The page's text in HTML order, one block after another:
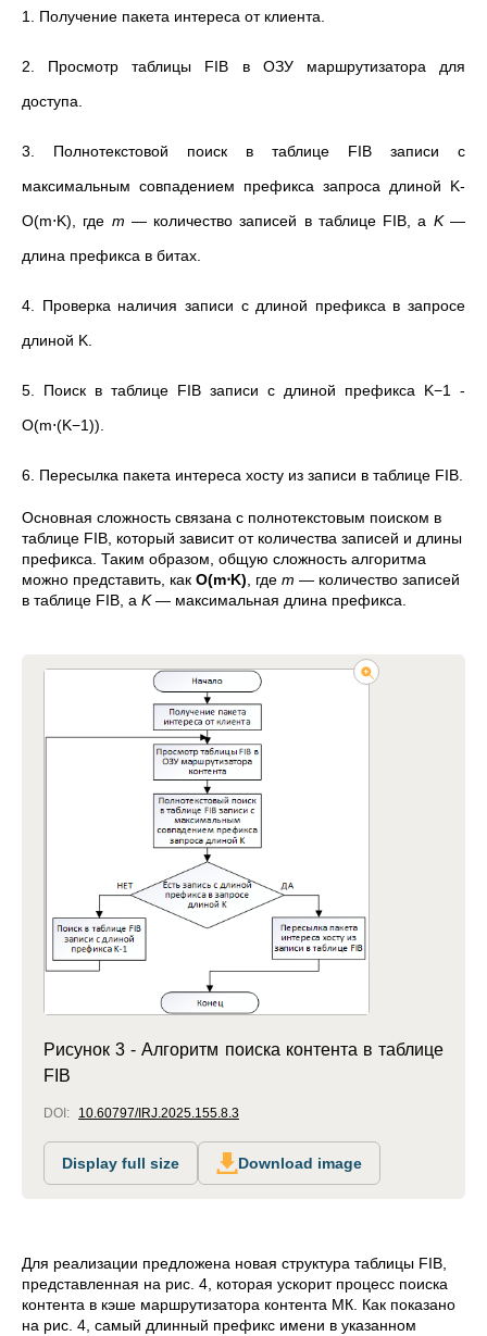
1. Получение пакета интереса от клиента.
2. Просмотр таблицы FIB в ОЗУ маршрутизатора для
доступа.
3. Полнотекстовой поиск в таблице FIB записи с
максимальным совпадением префикса запроса длиной K-
O(m⋅K), где m — количество записей в таблице FIB, а K—
длина префикса в битах.
4. Проверка наличия записи с длиной префикса в запросе
длиной K.
5. Поиск в таблице FIB записи с длиной префикса K−1 -
O(m⋅(K−1)).
6. Пересылка пакета интереса хосту из записи в таблице FIB.
Основная сложность связана с полнотекстовым поиском в
таблице FIB, который зависит от количества записей и длины
префикса. Таким образом, общую сложность алгоритма
можно представить, как O(m⋅K) , где m — количество записей
в таблице FIB, а K— максимальная длина префикса.
Рисунок 3 - Алгоритм поиска контента в таблице
FIB
DOI: 10.60797/IRJ.2025.155.8.3
Display full size Download image
Для реализации предложена новая структура таблицы FIB,
представленная на рис. 4, которая ускорит процесс поиска
контента в кэше маршрутизатора контента МК. Как показано
на рис. 4, самый длинный префикс имени в указанном